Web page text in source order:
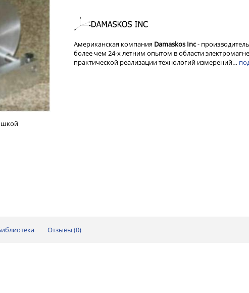
Американская компания Damaskos Inc-
более чем 24-х летним опытом в области
практической реализации технологий измерений…
Отзывы (0)